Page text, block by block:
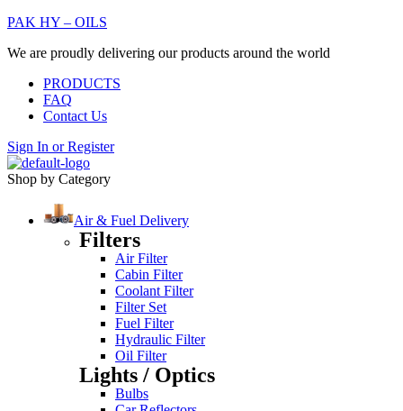
PAK HY – OILS
We are proudly delivering our products around the world
PRODUCTS
FAQ
Contact Us
Sign In orRegister
Shop by Category
Air & Fuel Delivery
Filters
Air Filter
Cabin Filter
Coolant Filter
Filter Set
Fuel Filter
Hydraulic Filter
Oil Filter
Lights / Optics
Bulbs